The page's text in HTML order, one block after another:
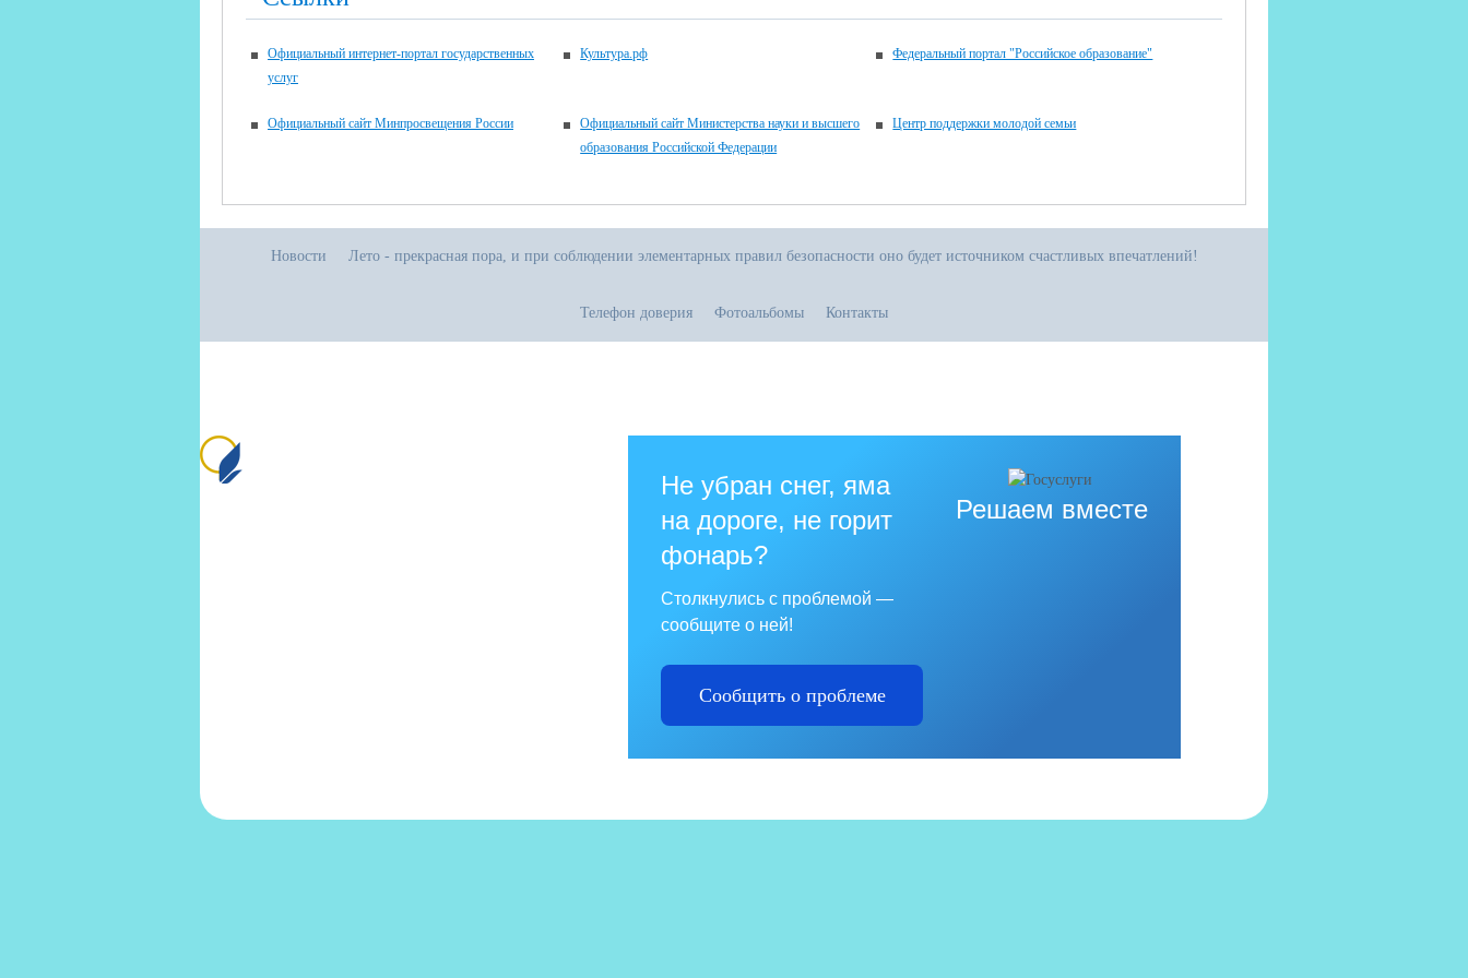
Официальный интернет-портал государственных
услуг
Культура.рф Федеральный портал "Российское образование"
Официальный сайт Минпросвещения России
Официальный сайт Министерства науки и высшего
образования Российской Федерации
Центр поддержки молодой семьи
Новости Лето - прекрасная пора, и при соблюдении элементарных правил безопасности оно будет источником счастливых впечатлений!
Телефон доверия Фотоальбомы Контакты
Решаем вместе
Не убран снег, яма
на дороге, не горит
фонарь?
Столкнулись с проблемой —
сообщите о ней!
Сообщить о проблеме